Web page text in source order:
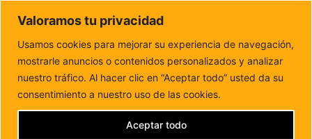
Valoramos tu privacidad
Usamos cookies para mejorar su experiencia de navegación,
mostrarle anuncios o contenidos personalizados y analizar
nuestro tráfico. Al hacer clic en “Aceptar todo” usted da su
consentimiento a nuestro uso de las cookies.
Aceptar todo
DUNAS FM
Tu informacion de forma cercana
Inicio FUERTEVENTURA
Puerto del Rosario impulsa la
recuperación patrimonial de los Hornos de Cal...
PUERTO DEL ROSARIO
IMPULSA LA